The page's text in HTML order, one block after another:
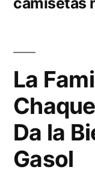
La
Da la
Gasol